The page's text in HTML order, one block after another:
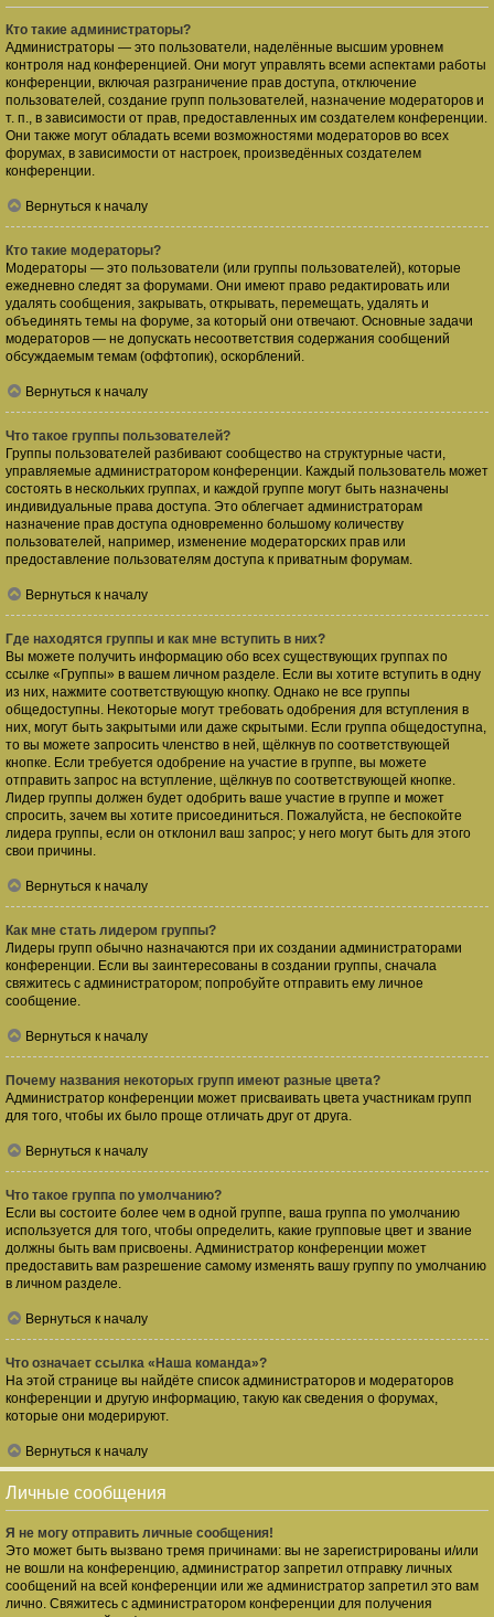
Кто такие администраторы?
Администраторы — это пользователи, наделённые высшим уровнем
контроля над конференцией. Они могут управлять всеми аспектами работы
конференции, включая разграничение прав доступа, отключение
пользователей, создание групп пользователей, назначение модераторов и
т. п., в зависимости от прав, предоставленных им создателем конференции.
Они также могут обладать всеми возможностями модераторов во всех
форумах, в зависимости от настроек, произведённых создателем
конференции.
Вернуться к началу
Кто такие модераторы?
Модераторы — это пользователи (или группы пользователей), которые
ежедневно следят за форумами. Они имеют право редактировать или
удалять сообщения, закрывать, открывать, перемещать, удалять и
объединять темы на форуме, за который они отвечают. Основные задачи
модераторов — не допускать несоответствия содержания сообщений
обсуждаемым темам (оффтопик), оскорблений.
Вернуться к началу
Что такое группы пользователей?
Группы пользователей разбивают сообщество на структурные части,
управляемые администратором конференции. Каждый пользователь может
состоять в нескольких группах, и каждой группе могут быть назначены
индивидуальные права доступа. Это облегчает администраторам
назначение прав доступа одновременно большому количеству
пользователей, например, изменение модераторских прав или
предоставление пользователям доступа к приватным форумам.
Вернуться к началу
Где находятся группы и как мне вступить в них?
Вы можете получить информацию обо всех существующих группах по
ссылке «Группы» в вашем личном разделе. Если вы хотите вступить в одну
из них, нажмите соответствующую кнопку. Однако не все группы
общедоступны. Некоторые могут требовать одобрения для вступления в
них, могут быть закрытыми или даже скрытыми. Если группа общедоступна,
то вы можете запросить членство в ней, щёлкнув по соответствующей
кнопке. Если требуется одобрение на участие в группе, вы можете
отправить запрос на вступление, щёлкнув по соответствующей кнопке.
Лидер группы должен будет одобрить ваше участие в группе и может
спросить, зачем вы хотите присоединиться. Пожалуйста, не беспокойте
лидера группы, если он отклонил ваш запрос; у него могут быть для этого
свои причины.
Вернуться к началу
Как мне стать лидером группы?
Лидеры групп обычно назначаются при их создании администраторами
конференции. Если вы заинтересованы в создании группы, сначала
свяжитесь с администратором; попробуйте отправить ему личное
сообщение.
Вернуться к началу
Почему названия некоторых групп имеют разные цвета?
Администратор конференции может присваивать цвета участникам групп
для того, чтобы их было проще отличать друг от друга.
Вернуться к началу
Что такое группа по умолчанию?
Если вы состоите более чем в одной группе, ваша группа по умолчанию
используется для того, чтобы определить, какие групповые цвет и звание
должны быть вам присвоены. Администратор конференции может
предоставить вам разрешение самому изменять вашу группу по умолчанию
в личном разделе.
Вернуться к началу
Что означает ссылка «Наша команда»?
На этой странице вы найдёте список администраторов и модераторов
конференции и другую информацию, такую как сведения о форумах,
которые они модерируют.
Вернуться к началу
Личные сообщения
Я не могу отправить личные сообщения!
Это может быть вызвано тремя причинами: вы не зарегистрированы и/или
не вошли на конференцию, администратор запретил отправку личных
сообщений на всей конференции или же администратор запретил это вам
лично. Свяжитесь с администратором конференции для получения